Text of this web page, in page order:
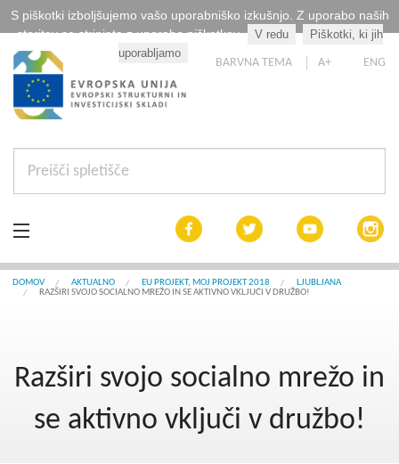
S piškotki izboljšujemo vašo uporabniško izkušnjo. Z uporabo naših
storitev se strinjate z uporabo piškotkov.
V redu
Piškotki, ki jih
uporabljamo
BARVNA TEMA A+ ENG
Aktualno
DOMOV AKTUALNO EU PROJEKT, MOJ PROJEKT 2018
LJUBLJANA
RAZŠIRI SVOJO SOCIALNO MREŽO IN SE AKTIVNO VKLJUČI V DRUŽBO!
Razširi svojo socialno mrežo in
se aktivno vključi v družbo!